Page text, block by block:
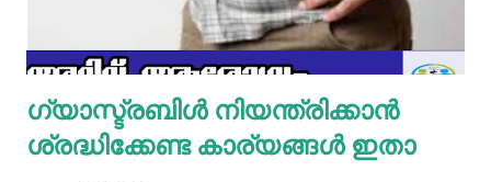
മല്ലിയില എന്നിവ ചേർത്തൊരു മിക്സ്‌ തയാറാക്കാം. ഇനി
ഒരു പാനിൽ കുറച്ച് നെയ്യ് തടവിയ ശേഷം അതിൽ തയാ...
ഗ്യാസ്ട്രബിൾ നിയന്ത്രിക്കാൻ
ശ്രദ്ധിക്കേണ്ട കാര്യങ്ങൾ ഇതാ